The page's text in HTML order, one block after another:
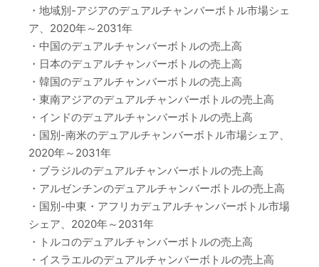
・地域別-アジアのデュアルチャンバーボトル市場シェ
ア、2020年～2031年
・中国のデュアルチャンバーボトルの売上高
・日本のデュアルチャンバーボトルの売上高
・韓国のデュアルチャンバーボトルの売上高
・東南アジアのデュアルチャンバーボトルの売上高
・インドのデュアルチャンバーボトルの売上高
・国別-南米のデュアルチャンバーボトル市場シェア、
2020年～2031年
・ブラジルのデュアルチャンバーボトルの売上高
・アルゼンチンのデュアルチャンバーボトルの売上高
・国別-中東・アフリカデュアルチャンバーボトル市場
シェア、2020年～2031年
・トルコのデュアルチャンバーボトルの売上高
・イスラエルのデュアルチャンバーボトルの売上高